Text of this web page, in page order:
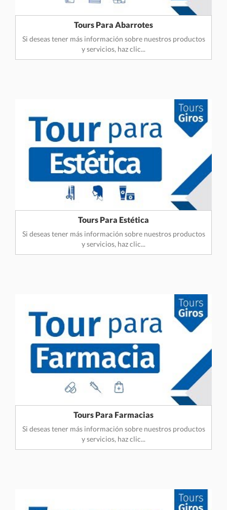
Tours Para Abarrotes
Si deseas tener más información sobre nuestros productos
y servicios, haz clic...
Tours Para Estética
Si deseas tener más información sobre nuestros productos
y servicios, haz clic...
Tours Para Farmacias
Si deseas tener más información sobre nuestros productos
y servicios, haz clic...